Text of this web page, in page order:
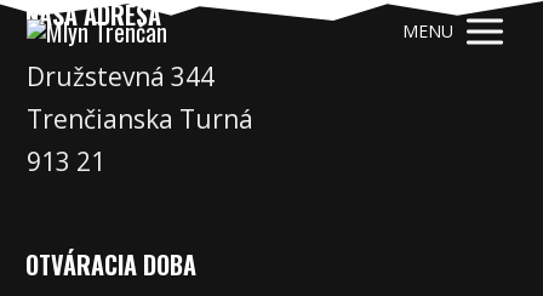
MENU
NAŠA ADRESA
Družstevná 344
Trenčianska Turná
913 21
OTVÁRACIA DOBA